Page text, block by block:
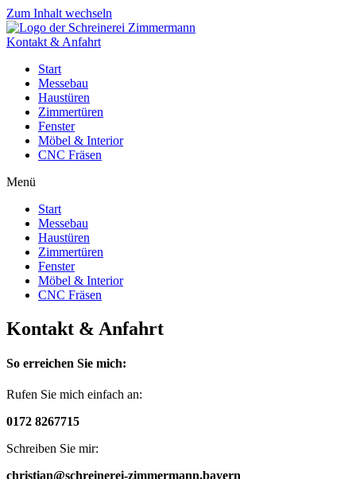
Zum Inhalt wechseln
Kontakt & Anfahrt
Start
Messebau
Haustüren
Zimmertüren
Fenster
Möbel & Interior
CNC Fräsen
Menü
Start
Messebau
Haustüren
Zimmertüren
Fenster
Möbel & Interior
CNC Fräsen
Kontakt & Anfahrt
So erreichen Sie mich:
Rufen Sie mich einfach an:
0172 8267715
Schreiben Sie mir:
christian@schreinerei-zimmermann.bayern